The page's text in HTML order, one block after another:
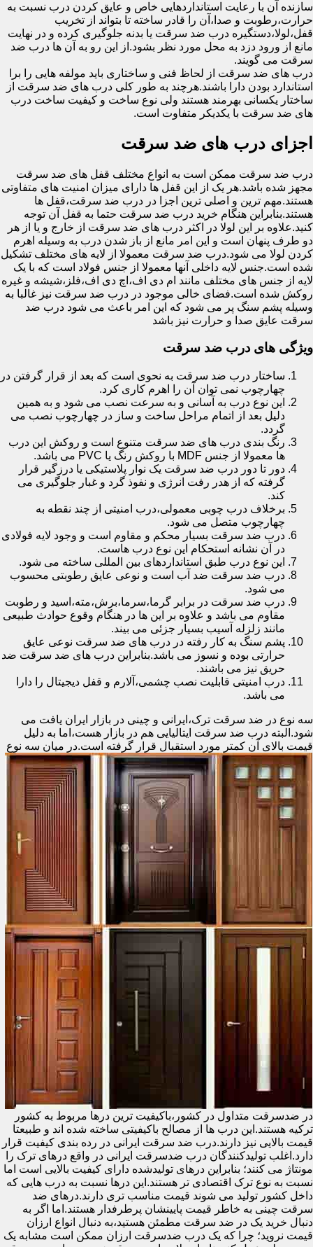
سازنده آن با رعایت استانداردهایی خاص و عایق کردن درب نسبت به
حرارت،رطوبت و صدا،آن را قادر ساخته تا بتواند از تخریب
قفل،لولا،دستگیره درب ضد سرقت یا بدنه جلوگیری کرده و در نهایت
مانع از ورود دزد به محل مورد نظر بشود.از این رو به آن ها درب ضد
سرقت می گویند.
درب های ضد سرقت از لحاظ فنی و ساختاری باید مولفه هایی را برا
استاندارد بودن دارا باشند.هرچند به طور کلی درب های ضد سرقت از
ساختار یکسانی بهرمند هستند ولی نوع ساخت و کیفیت ساخت درب
های ضد سرقت با یکدیکر متفاوت است.
اجزای درب های ضد سرقت
درب ضد سرقت ممکن است به انواع مختلف قفل های ضد سرقت
مجهز شده باشد.هر یک از این قفل ها دارای میزان امنیت های متفاوتی
هستند.مهم ترین و اصلی ترین اجزا در درب ضد سرقت،قفل ها
هستند.بنابراین هنگام خرید درب ضد سرقت حتما به قفل آن توجه
کنید.علاوه بر این لولا در اکثر درب های ضد سرقت از خارج و یا از هر
دو طرف پنهان است و این امر مانع از باز شدن درب به وسیله اهرم
کردن لولا می شود.درب ضد سرقت معمولا از لایه های مختلف تشکیل
شده است.جنس لایه داخلی آنها معمولا از جنس فولاد است که با یک
لایه از جنس های مختلف مانند ام دی اف،اچ دی اف،فلز،شیشه و غیره
روکش شده است.فضای خالی موجود در درب ضد سرقت نیز غالبا به
وسیله پشم سنگ پر می شود که این امر باعث می شود درب ضد
سرقت عایق صدا و حرارت نیز باشد
ویژگی های درب ضد سرقت
ساختار درب ضد سرقت به نحوی است که بعد از قرار گرفتن در
چهارچوب نمی توان آن را اهرم کاری کرد.
این نوع درب به آسانی و به سرعت نصب می شود و به همین
دلیل بعد از اتمام مراحل ساخت و ساز در چهارچوب نصب می
گردد.
رنگ بندی درب های ضد سرقت متنوع است و روکش این درب
ها معمولا از جنس MDF با روکش رنگ یا PVC می باشد.
دور تا دور درب ضد سرقت یک نوار پلاستیکی یا درزگیر قرار
گرفته که از هدر رفت انرژی و نفوذ گرد و غبار جلوگیری می
کند.
برخلاف درب چوبی معمولی،درب امنیتی از چند نقطه به
چهارچوب متصل می شود.
درب ضد سرقت بسیار محکم و مقاوم است و وجود لایه فولادی
در آن نشانه استحکام این نوع درب هاست.
این نوع درب طبق استانداردهای بین المللی ساخته می شود.
درب ضد سرقت ضد آب است و نوعی عایق رطوبتی محسوب
می شود.
درب ضد سرقت در برابر گرما،سرما،برش،مته،اسید و رطوبت
مقاوم می باشد و علاوه بر این ها در هنگام وقوع حوادث طبیعی
مانند زلزله آسیب بسیار جزئی می بیند.
پشم سنگ به کار رفته در درب های ضد سرقت نوعی عایق
حرارتی بوده و نسوز می باشد.بنابراین درب های ضد سرقت ضد
حریق نیز می باشند.
درب امنیتی قابلیت نصب چشمی،آلارم و قفل دیجیتال را دارا
می باشد.
سه نوع در ضد سرقت ترک،ایرانی و چینی در بازار ایران یافت می
شود.البته درب ضد سرقت ایتالیایی هم در بازار هست،اما به دلیل
قیمت بالای آن کمتر مورد استقبال قرار گرفته است.در میان سه نوع
در ضدسرقت متداول در کشور،باکیفیت ترین درها مربوط به کشور
ترکیه هستند.این درب ها از مصالح باکیفیتی ساخته شده اند و طبیعتا
قیمت بالایی نیز دارند.درب ضد سرقت ایرانی در رده بندی کیفیت قرار
دارد.اغلب تولیدکنندگان درب ضدسرقت ایرانی در واقع درهای ترک را
مونتاژ می کنند؛ بنابراین درهای تولیدشده دارای کیفیت بالایی است اما
نسبت به نوع ترک اقتصادی تر هستند.این درها نسبت به درب هایی که
داخل کشور تولید می شوند قیمت مناسب تری دارند.درهای ضد
سرقت چینی به خاطر قیمت پایینشان پرطرفدار هستند.اما اگر به
دنبال خرید یک در ضد سرقت مطمئن هستید،به دنبال انواع ارزان
قیمت نروید؛ چرا که یک درب ضدسرقت ارزان ممکن است مشابه یک